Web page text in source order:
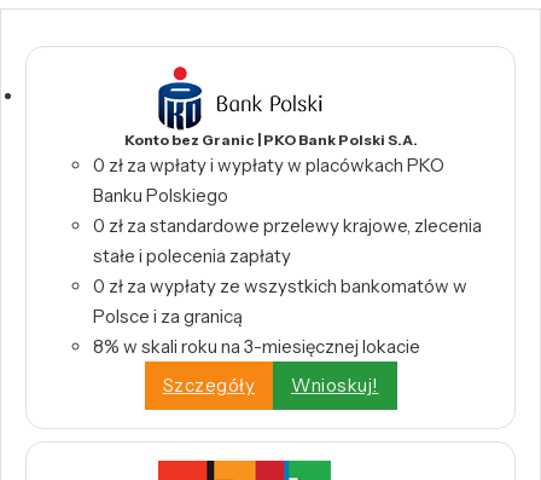
Konto bez Granic | PKO Bank Polski S.A.
0 zł za wpłaty i wypłaty w placówkach PKO
Banku Polskiego
0 zł za standardowe przelewy krajowe, zlecenia
stałe i polecenia zapłaty
0 zł za wypłaty ze wszystkich bankomatów w
Polsce i za granicą
8% w skali roku na 3-miesięcznej lokacie
Szczegóły
Wnioskuj!